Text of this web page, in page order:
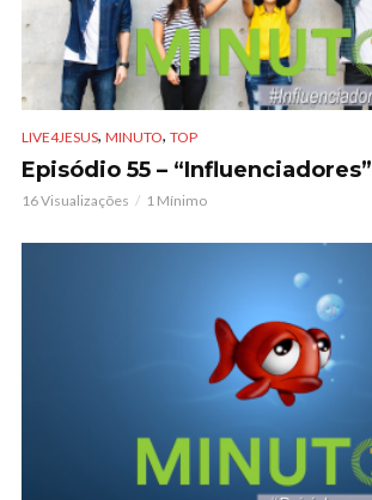
LIVE4JESUS, MINUTO, TOP
Episódio 55 – “Influenciadores”
16 Visualizações 1 Mínimo